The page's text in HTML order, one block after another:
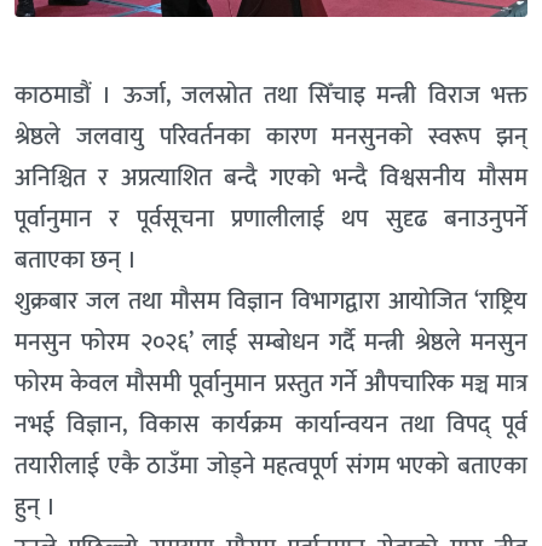
काठमाडौं । ऊर्जा, जलस्रोत तथा सिँचाइ मन्त्री विराज भक्त
श्रेष्ठले जलवायु परिवर्तनका कारण मनसुनको स्वरूप झन्
अनिश्चित र अप्रत्याशित बन्दै गएको भन्दै विश्वसनीय मौसम
पूर्वानुमान र पूर्वसूचना प्रणालीलाई थप सुदृढ बनाउनुपर्ने
बताएका छन् ।
शुक्रबार जल तथा मौसम विज्ञान विभागद्वारा आयोजित ‘राष्ट्रिय
मनसुन फोरम २०२६’ लाई सम्बोधन गर्दै मन्त्री श्रेष्ठले मनसुन
फोरम केवल मौसमी पूर्वानुमान प्रस्तुत गर्ने औपचारिक मञ्च मात्र
नभई विज्ञान, विकास कार्यक्रम कार्यान्वयन तथा विपद् पूर्व
तयारीलाई एकै ठाउँमा जोड्ने महत्वपूर्ण संगम भएको बताएका
हुन् ।